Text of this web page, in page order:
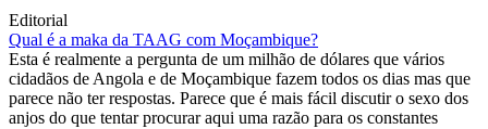
Editorial
Qual é a maka da TAAG com Moçambique?
Esta é realmente a pergunta de um milhão de dólares que vários
cidadãos de Angola e de Moçambique fazem todos os dias mas que
parece não ter respostas. Parece que é mais fácil discutir o sexo dos
anjos do que tentar procurar aqui uma razão para os constantes